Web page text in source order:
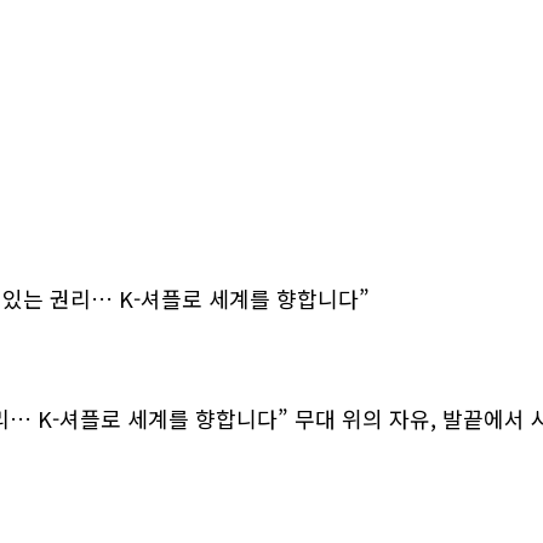
K-셔플로 세계를 향합니다” 무대 위의 자유, 발끝에서